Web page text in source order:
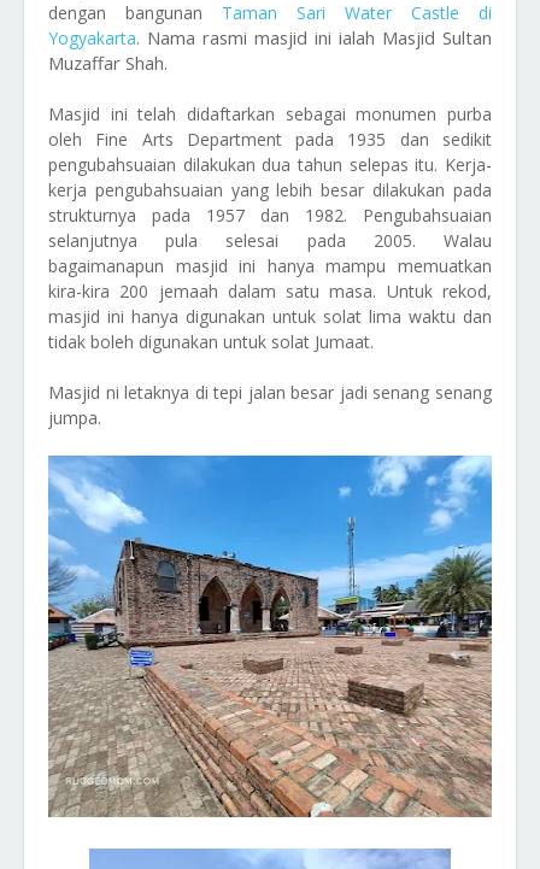
dengan bangunan Taman Sari Water Castle di
Yogyakarta. Nama rasmi masjid ini ialah Masjid Sultan
Muzaffar Shah.
Masjid ini telah didaftarkan sebagai monumen purba
oleh Fine Arts Department pada 1935 dan sedikit
pengubahsuaian dilakukan dua tahun selepas itu. Kerja-
kerja pengubahsuaian yang lebih besar dilakukan pada
strukturnya pada 1957 dan 1982. Pengubahsuaian
selanjutnya pula selesai pada 2005. Walau
bagaimanapun masjid ini hanya mampu memuatkan
kira-kira 200 jemaah dalam satu masa. Untuk rekod,
masjid ini hanya digunakan untuk solat lima waktu dan
tidak boleh digunakan untuk solat Jumaat.
Masjid ni letaknya di tepi jalan besar jadi senang senang
jumpa.